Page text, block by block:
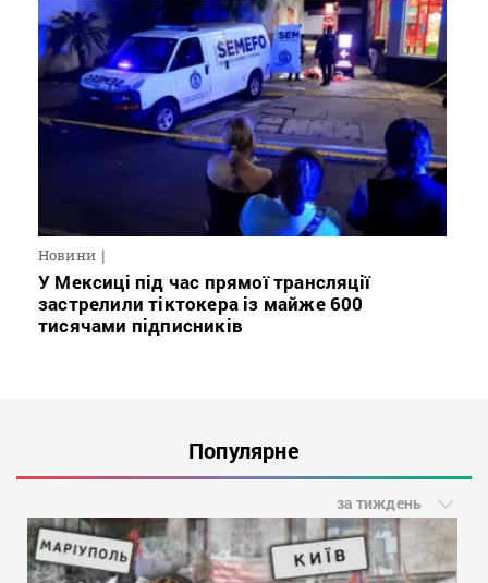
Новини
У Мексиці під час прямої трансляції
застрелили тіктокера із майже 600
тисячами підписників
Популярне
за тиждень